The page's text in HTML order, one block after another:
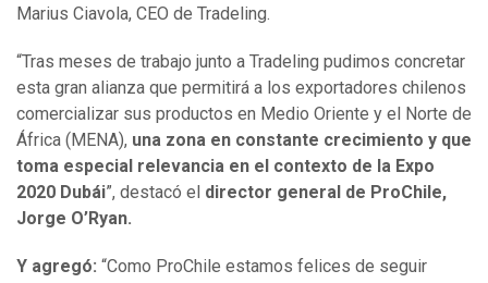
Marius Ciavola, CEO de Tradeling.
“Tras meses de trabajo junto a Tradeling pudimos concretar
esta gran alianza que permitirá a los exportadores chilenos
comercializar sus productos en Medio Oriente y el Norte de
África (MENA), una zona en constante crecimiento y que
toma especial relevancia en el contexto de la Expo
2020 Dubái”, destacó el director general de ProChile,
Jorge O’Ryan.
Y agregó: “Como ProChile estamos felices de seguir